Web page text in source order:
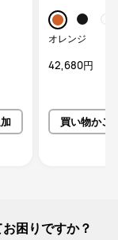
オレンジ
42,680円
買い物かご
困りですか？